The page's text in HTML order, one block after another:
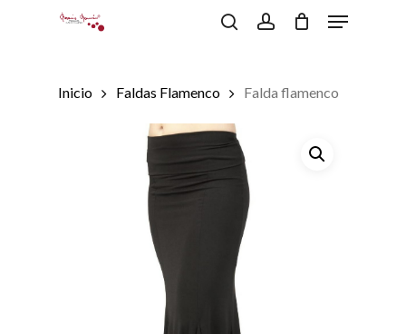
Menu
Inicio Faldas Flamenco Falda flamenco